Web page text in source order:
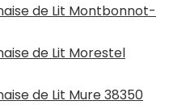
de Lit Montbonnot-
de Lit Morestel
de Lit Mure 38350